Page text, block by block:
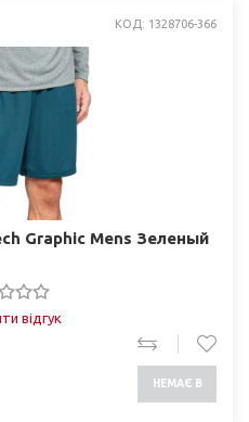
КОД: 1328706-366
Graphic Mens Зеленый
відгук
НЕМАЄ В